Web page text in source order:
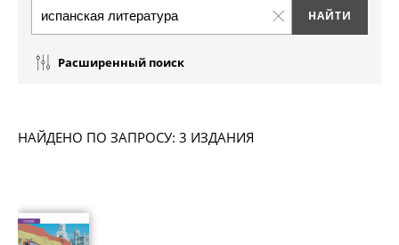
Расширенный поиск
НАЙДЕНО ПО ЗАПРОСУ: 3 ИЗДАНИЯ